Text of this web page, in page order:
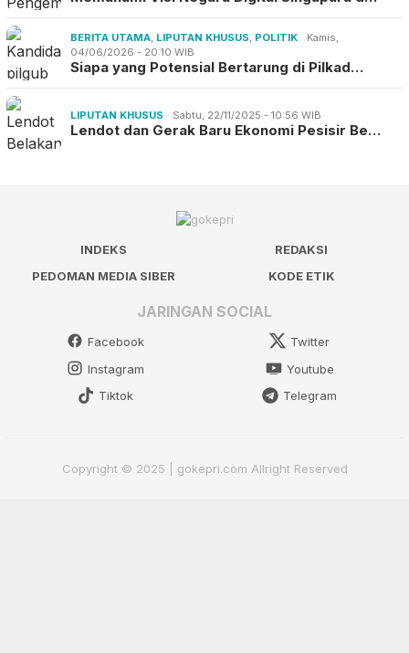
BERITA UTAMA LIPUTAN KHUSUS POLITIK
Kamis,
04/06/2026 - 20:10 WIB
Siapa yang Potensial Bertarung di Pilkad…
LIPUTAN KHUSUS Sabtu, 22/11/2025 - 10:56 WIB
Lendot dan Gerak Baru Ekonomi Pesisir Be…
INDEKS
REDAKSI
PEDOMAN MEDIA SIBER
KODE ETIK
JARINGAN SOCIAL
Facebook
Twitter
Instagram
Youtube
Tiktok
Telegram
Copyright © 2025 | gokepri.com Allright Reserved